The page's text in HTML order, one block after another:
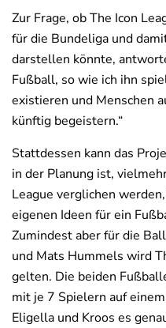
Zur Frage, ob The Icon
für die Bundeliga und
darstellen könnte,
Fußball, so wie ich ihn
existieren und Menschen
künftig begeistern.“
Stattdessen kann das
in der Planung ist,
League verglichen
eigenen Ideen für ein
Zumindest aber für die
und Mats Hummels wird
gelten. Die beiden
mit je 7 Spielern auf
Eligella und Kroos es